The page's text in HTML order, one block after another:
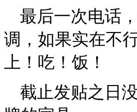
最后一次电话
调，如果实在不
上！吃！饭！
截止发贴之日